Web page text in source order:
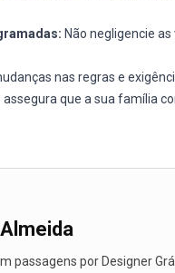
Não negligencie
nas regras e
que a sua família
passagens por Designer